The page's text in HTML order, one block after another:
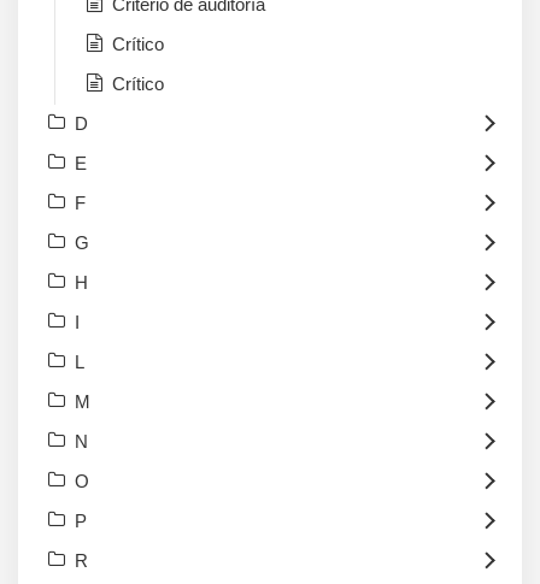
Criterio de auditoría
Crítico
Crítico
D
E
F
G
H
I
L
M
N
O
P
R